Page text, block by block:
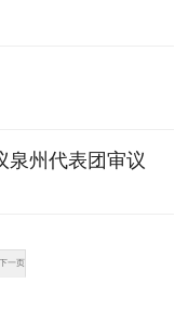
泉州代表团审议
下一页